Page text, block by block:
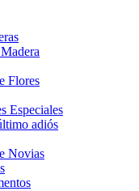
Flores
Especiales
adiós
Novias